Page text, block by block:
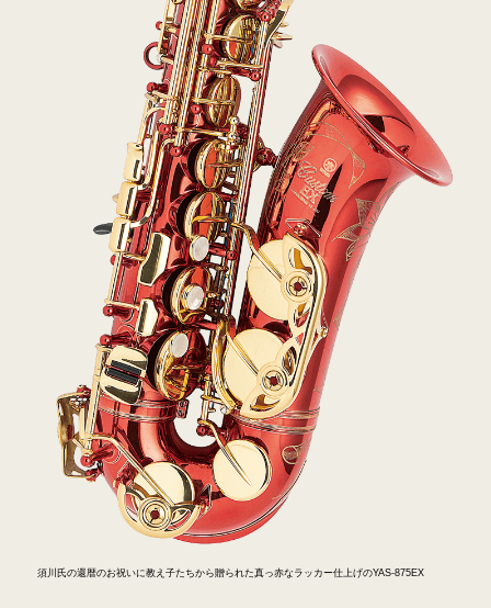
須川氏の還暦のお祝いに教え子たちから贈られた真っ赤なラッカー仕上げのYAS-875EX